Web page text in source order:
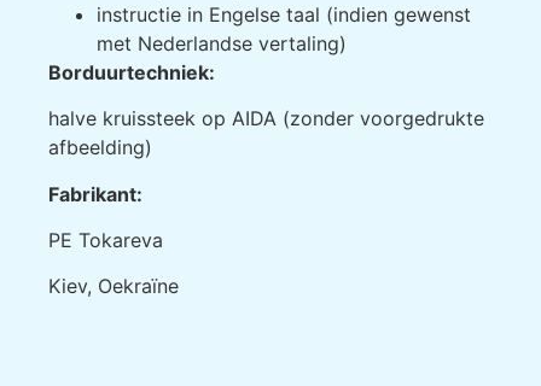
instructie in Engelse taal (indien gewenst
met Nederlandse vertaling)
Borduurtechniek:
halve kruissteek op AIDA (zonder voorgedrukte
afbeelding)
Fabrikant:
РE Tokareva
Kiev, Oekraïne